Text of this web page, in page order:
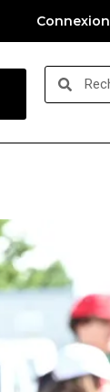
Connexion